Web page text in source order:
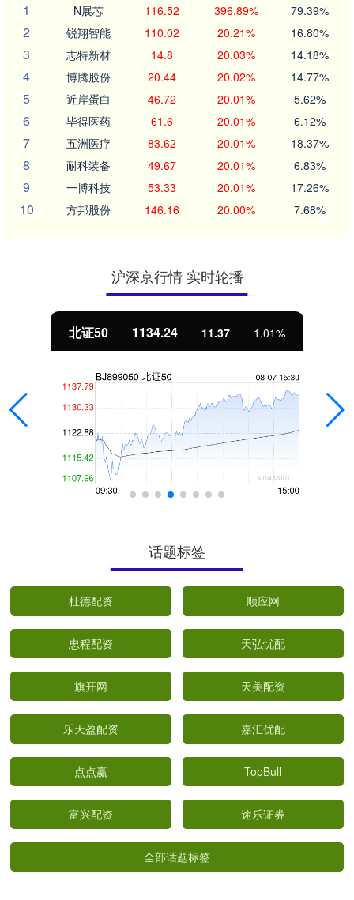
1
N展芯 116.52 396.89% 79.39%
2 锐翔智能 110.02 20.21% 16.80%
3 志特新材 14.8 20.03% 14.18%
4 博腾股份 20.44 20.02% 14.77%
5 近岸蛋白 46.72 20.01% 5.62%
6 毕得医药 61.6 20.01% 6.12%
7 五洲医疗 83.62 20.01% 18.37%
8 耐科装备 49.67 20.01% 6.83%
9 一博科技 53.33 20.01% 17.26%
10 方邦股份 146.16 20.00% 7.68%
沪深京行情 实时轮播
北证50 1134.24 11.37 1.01%
话题标签
杜德配资 顺应网
忠程配资 天弘忧配
旗开网 天美配资
乐天盈配资 嘉汇优配
点点赢 TopBull
富兴配资 途乐证券
全部话题标签